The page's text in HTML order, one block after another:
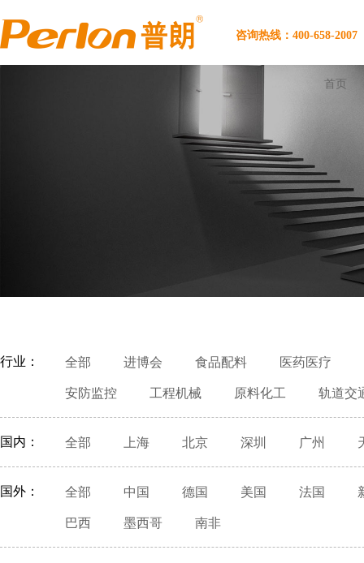
咨询热线：400-658-2007
首页
行业： 全部 进博会 食品配料 医药医疗
安防监控 工程机械 原料化工 轨道交
国内： 全部 上海 北京 深圳 广州
国外： 全部 中国 德国 美国 法国
巴西 墨西哥 南非